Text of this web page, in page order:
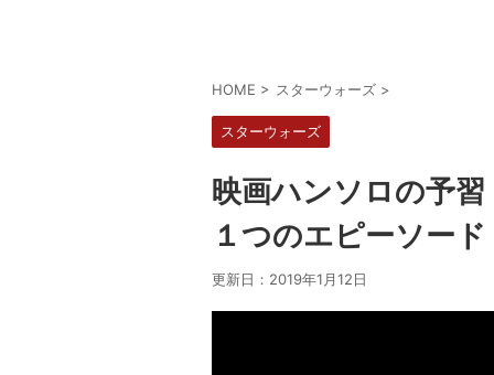
HOME > スターウォーズ >
スターウォーズ
映画ハンソロの予
１つのエピーソード
更新日： 2019年1月12日